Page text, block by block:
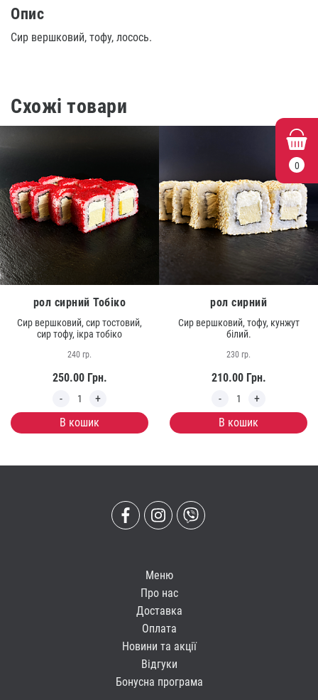
0
Опис
Сир вершковий, тофу, лосось.
Схожі товари
рол сирний Тобіко
Сир вершковий, сир тостовий,
сир тофу, ікра тобіко
240 гр.
250.00Грн.
В кошик
рол сирний
Сир вершковий, тофу, кунжут
білий.
230 гр.
210.00Грн.
В кошик
Меню
Про нас
Доставка
Оплата
Новини та акції
Відгуки
Бонусна програма